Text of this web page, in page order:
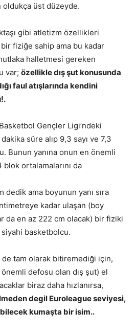
oldukça üst düzeyde.
gibi atletizm özellikleri
fiziğe sahip ama bu kadar
halletmesi gereken
var; özellikle dış şut konusunda
faul atışlarında kendini
Gençler Ligi’ndeki
süre alıp 9,3 sayı ve 7,3
Bunun yanına onun en önemli
ortalamalarını da
dedik ama boyunun yanı sıra
kadar ulaşan (boy
da en az 222 cm olacak) bir fiziki
basketbolcu.
tam olarak bitiremediği için,
defosu olan dış şut) el
biraz daha hızlanırsa,
degil Euroleague seviyesi,
kumaşta bir isim..